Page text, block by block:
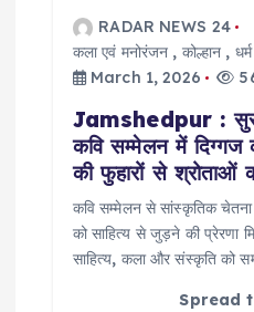
RADAR NEWS 24
कला एवं मनोरंजन , कोल्हान ,
March 1, 2026
Jamshedpur :
कवि सम्मेलन में दिग्गज
की फुहारों से श्रोताओं
कवि सम्मेलन से सांस्कृतिक
को साहित्य से जुड़ने की प्रेरणा
साहित्य, कला और संस्कृति को
Spread